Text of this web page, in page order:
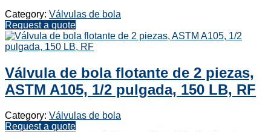
Category: Válvulas de bola
Request a quote
Válvula de bola flotante de 2 piezas,
ASTM A105, 1/2 pulgada, 150 LB, RF
Category: Válvulas de bola
Request a quote